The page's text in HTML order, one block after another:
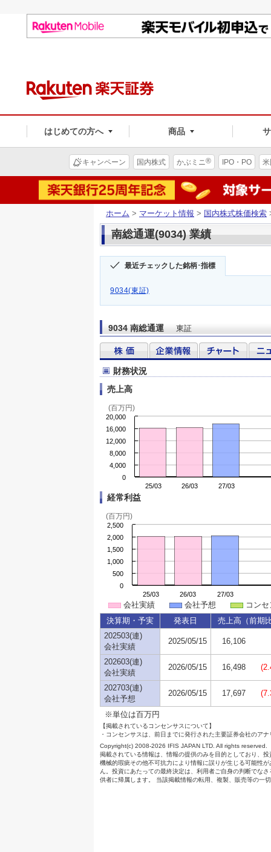
はじめての方へ 商品
キャンペーン 国内株式 かぶミニ® IPO・PO
ホーム > マーケット情報 > 国内株式株価検索
南総通運(9034) 業績
最近チェックした銘柄･指標
9034(東証)
9034 南総通運 東証